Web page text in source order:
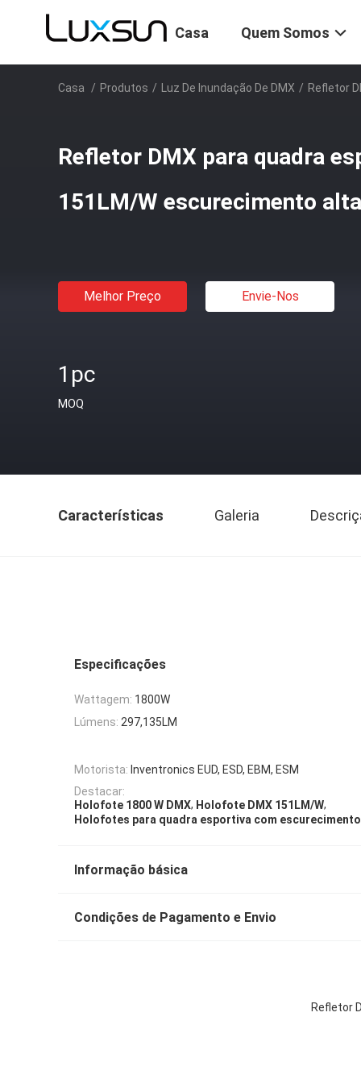
Casa Quem Somos
Casa / Produtos / Luz De Inundação De DMX / Refletor
Refletor DMX para quadra
151LM/W escurecimento
Melhor Preço Envie-Nos
1pc
MOQ
Características Galeria
Especificações
Wattagem: 1800W
Lúmens: 297,135LM
Motorista: Inventronics EUD, ESD, EBM, ESM
Destacar:
Holofote 1800 W DMX, Holofote DMX 151LM/W,
Holofotes para quadra esportiva com escurecimento
Informação básica
Condições de Pagamento e Envio
Refletor